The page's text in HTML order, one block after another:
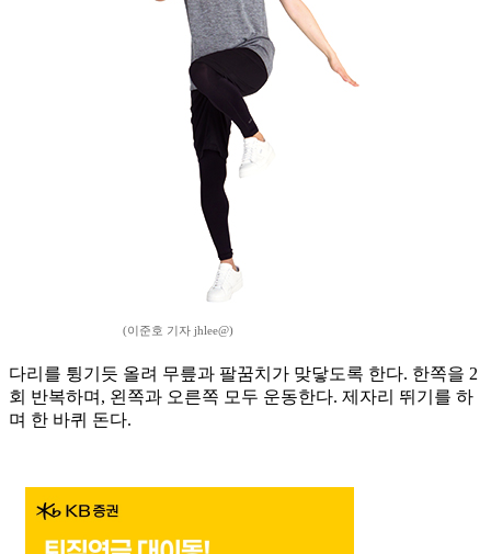
(이준호 기자 jhlee@)
다리를 튕기듯 올려 무릎과 팔꿈치가 맞닿도록 한다. 한쪽을 2
회 반복하며, 왼쪽과 오른쪽 모두 운동한다. 제자리 뛰기를 하
며 한 바퀴 돈다.